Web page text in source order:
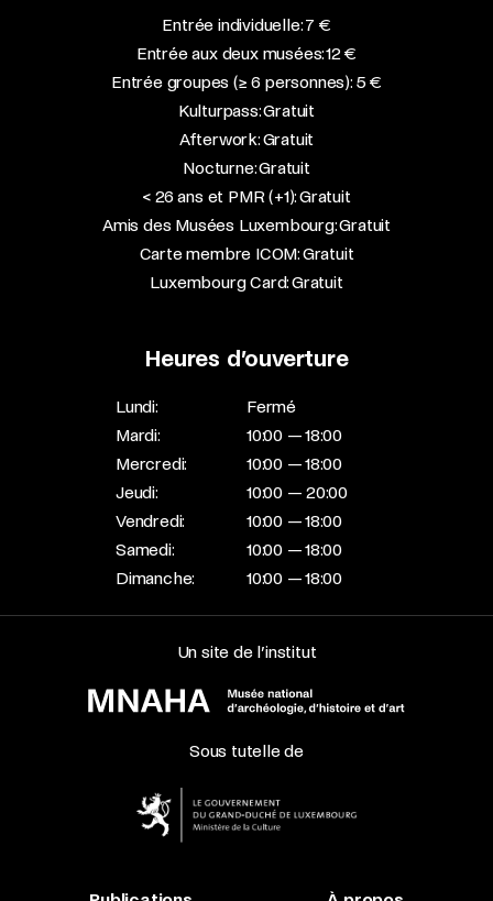
Entrée individuelle: 7 €
Entrée aux deux musées: 12 €
Entrée groupes (≥ 6 personnes): 5 €
Kulturpass: Gratuit
Afterwork: Gratuit
Nocturne: Gratuit
< 26 ans et PMR (+1): Gratuit
Amis des Musées Luxembourg: Gratuit
Carte membre ICOM: Gratuit
Luxembourg Card: Gratuit
Heures d’ouverture
Lundi:
Fermé
Mardi:
10:00 — 18:00
Mercredi:
10:00 — 18:00
Jeudi:
10:00 — 20:00
Vendredi:
10:00 — 18:00
Samedi:
10:00 — 18:00
Dimanche:
10:00 — 18:00
Un site de l’institut
Sous tutelle de